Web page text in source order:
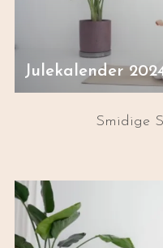
Julekalender
Smidige